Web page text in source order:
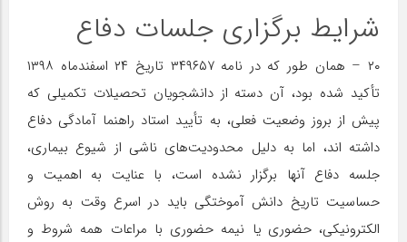
شرایط برگزاری جلسات دفاع
۲۰ – همان طور که در نامه ۳۴۹۶۵۷ تاریخ ۲۴ اسفندماه ۱۳۹۸
تأکید شده بود، آن دسته از دانشجویان تحصیلات تکمیلی که
پیش از بروز وضعیت فعلی، به تأیید استاد راهنما آمادگی دفاع
داشته اند، اما به دلیل محدودیت‌های ناشی از شیوع بیماری،
جلسه دفاع آنها برگزار نشده است، با عنایت به اهمیت و
حساسیت تاریخ دانش آموختگی باید در اسرع وقت به روش
الکترونیکی، حضوری یا نیمه حضوری با مراعات همه شروط و